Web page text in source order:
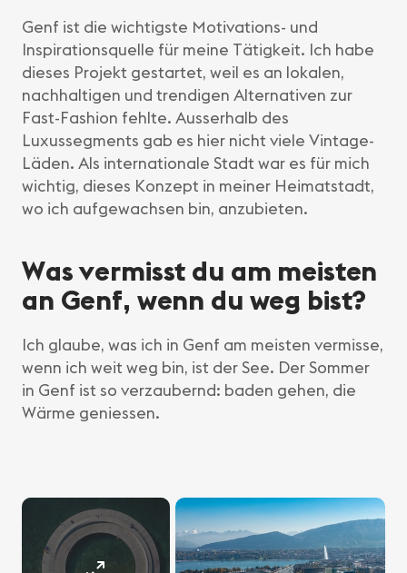
Genf ist die wichtigste Motivations- und
Inspirationsquelle für meine Tätigkeit. Ich habe
dieses Projekt gestartet, weil es an lokalen,
nachhaltigen und trendigen Alternativen zur
Fast-Fashion fehlte. Ausserhalb des
Luxussegments gab es hier nicht viele Vintage-
Läden. Als internationale Stadt war es für mich
wichtig, dieses Konzept in meiner Heimatstadt,
wo ich aufgewachsen bin, anzubieten.
Was vermisst du am meisten
an Genf, wenn du weg bist?
Ich glaube, was ich in Genf am meisten vermisse,
wenn ich weit weg bin, ist der See. Der Sommer
in Genf ist so verzaubernd: baden gehen, die
Wärme geniessen.